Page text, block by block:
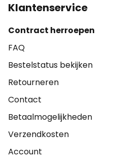
Klantenservice
Contract herroepen
FAQ
Bestelstatus bekijken
Retourneren
Contact
Betaalmogelijkheden
Verzendkosten
Account